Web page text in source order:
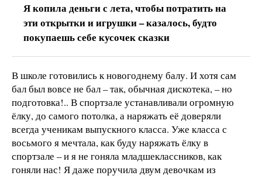
Я копила деньги с лета, чтобы потратить на
эти открытки и игрушки – казалось, будто
покупаешь себе кусочек сказки
В школе готовились к новогоднему балу. И хотя сам
бал был вовсе не бал – так, обычная дискотека, – но
подготовка!.. В спортзале устанавливали огромную
ёлку, до самого потолка, а наряжать её доверяли
всегда ученикам выпускного класса. Уже класса с
восьмого я мечтала, как буду наряжать ёлку в
спортзале – и я не гоняла младшеклассников, как
гоняли нас! Я даже поручила двум девочкам из